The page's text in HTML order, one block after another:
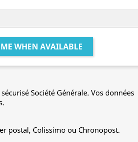
WHEN AVAILABLE
Société Générale. Vos données
postal, Colissimo ou Chronopost.